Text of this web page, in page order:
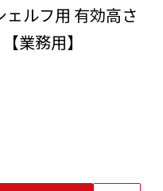
ェルフ用 有効高さ
業務用】